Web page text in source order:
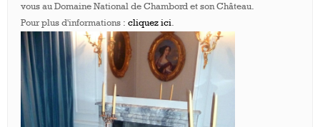
vous au Domaine National de Chambord et son Château.
Pour plus d'informations : cliquez ici.